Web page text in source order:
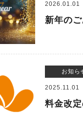
2026.01.01
新年の
お知ら
2025.11.01
料金改